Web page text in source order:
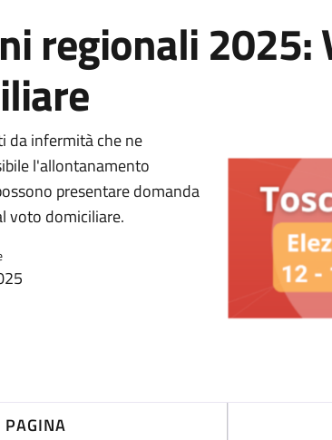
regionali 2025:
da infermità che ne
l'allontanamento
presentare domanda
voto domiciliare.